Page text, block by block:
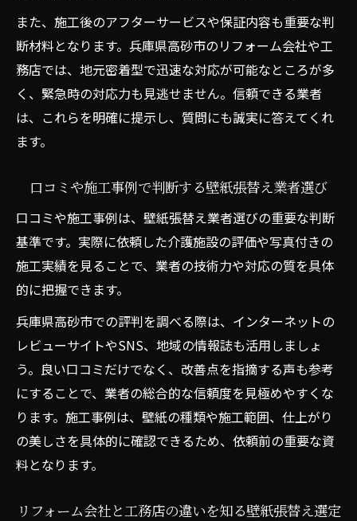
また、施工後のアフターサービスや保証内容も重要な判
断材料となります。兵庫県高砂市のリフォーム会社や工
務店では、地元密着型で迅速な対応が可能なところが多
く、緊急時の対応力も見逃せません。信頼できる業者
は、これらを明確に提示し、質問にも誠実に答えてくれ
ます。
口コミや施工事例で判断する壁紙張替え業者選び
口コミや施工事例は、壁紙張替え業者選びの重要な判断
基準です。実際に依頼した介護施設の評価や写真付きの
施工実績を見ることで、業者の技術力や対応の質を具体
的に把握できます。
兵庫県高砂市での評判を調べる際は、インターネットの
レビューサイトやSNS、地域の情報誌も活用しましょ
う。良い口コミだけでなく、改善点を指摘する声も参考
にすることで、業者の総合的な信頼度を見極めやすくな
ります。施工事例は、壁紙の種類や施工範囲、仕上がり
の美しさを具体的に確認できるため、依頼前の重要な資
料となります。
リフォーム会社と工務店の違いを知る壁紙張替え選定